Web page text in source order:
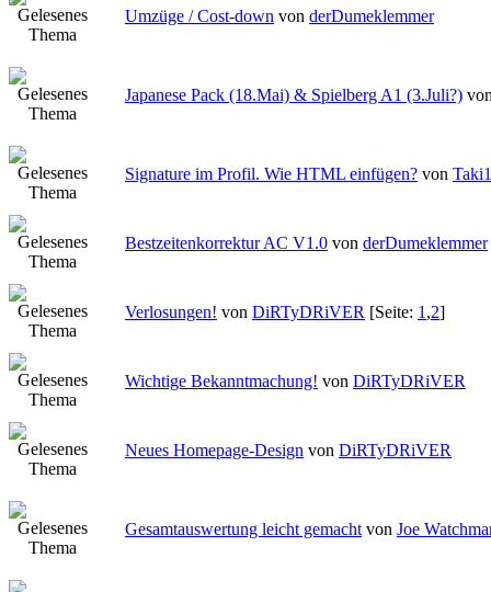
Umzüge / Cost-down von derDumeklemmer
Japanese Pack (18.Mai) & Spielberg A1 (3.Juli?)
Signature im Profil. Wie HTML einfügen? von
Bestzeitenkorrektur AC V1.0 von derDumeklemmer
Verlosungen! von DiRTyDRiVER [Seite: 1 ,2]
Wichtige Bekanntmachung! von DiRTyDRiVER
Neues Homepage-Design von DiRTyDRiVER
Gesamtauswertung leicht gemacht von Joe